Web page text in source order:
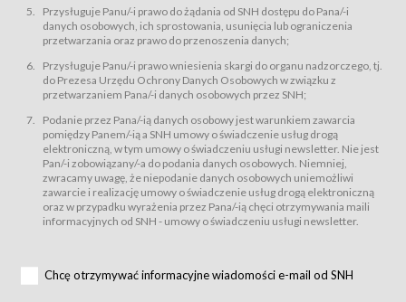
usługę zawierania na odległość umów nabycia Karnetów i Biletów,
usługę zawierania na odległość umów sprzedaży w Sklepie.
dnia 18 lipca 2002 r. o świadczeniu usług drogą elektroniczną (Dz.U. z 2002
r., Nr 144, poz. 1204, z późń. zm.). Usługi świadczone są nieodpłatnie.
Na zasadach określonych w Regulaminie dostęp do Serwisu jest otwarty dla
Usługobiorca przed rozpoczęciem korzystania z Serwisu jest zobowiązany
zapoznać się z Regulaminem. Założenie konta w Serwisie oraz zamówienie
usługi newsletter za pośrednictwem przeznaczonego do tego formularza
zamieszczonego na stronach Serwisu dostępnych dla wszystkich
Usługobiorców wymaga akceptacji postanowień Regulaminu.
Usługobiorca zobowiązany jest do przestrzegania postanowień Regulaminu
od chwili rozpoczęcia korzystania z Serwisu.
Regulamin jest udostępniony Usługobiorcom nieodpłatnie za
Warunki techniczne korzystania z Usług
Przysługuje Panu/-i prawo do żądania od SNH dostępu do Pana/-i
danych osobowych, ich sprostowania, usunięcia lub ograniczenia
przetwarzania oraz prawo do przenoszenia danych;
Przysługuje Panu/-i prawo wniesienia skargi do organu nadzorczego, tj.
do Prezesa Urzędu Ochrony Danych Osobowych w związku z
przetwarzaniem Pana/-i danych osobowych przez SNH;
Podanie przez Pana/-ią danych osobowy jest warunkiem zawarcia
pomiędzy Panem/-ią a SNH umowy o świadczenie usług drogą
elektroniczną, w tym umowy o świadczeniu usługi newsletter. Nie jest
Pan/-i zobowiązany/-a do podania danych osobowych. Niemniej,
zwracamy uwagę, że niepodanie danych osobowych uniemożliwi
zawarcie i realizację umowy o świadczenie usług drogą elektroniczną
oraz w przypadku wyrażenia przez Pana/-ią chęci otrzymywania maili
informacyjnych od SNH - umowy o świadczeniu usługi newsletter.
Chcę otrzymywać informacyjne wiadomości e-mail od SNH